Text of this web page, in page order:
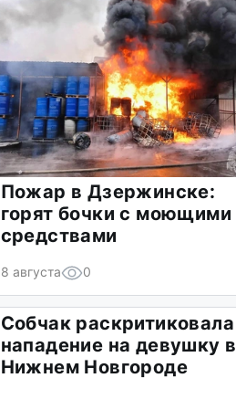
Пожар в Дзержинске:
горят бочки с моющими
средствами
8 августа 0
Собчак раскритиковала
нападение на девушку в
Нижнем Новгороде